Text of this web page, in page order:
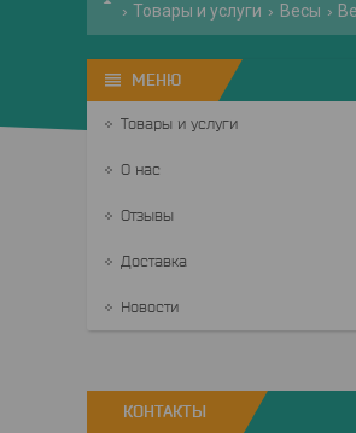
Товары и услуги Весы
Товары и услуги
О нас
Отзывы
Доставка
Новости
КОНТАКТЫ